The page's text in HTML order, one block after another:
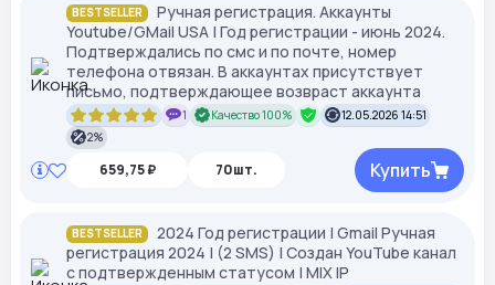
BESTSELLER
Ручная регистрация. Аккаунты
Youtube/GMail USA | Год регистрации - июнь 2024.
Подтверждались по смс и по почте, номер
телефона отвязан. В аккаунтах присутствует
письмо, подтверждающее возвраст аккаунта
1 Качество 100%
12.05.2026 14:51
2%
659,75 ₽ 70шт. Купить
BESTSELLER
2024 Год регистрации | Gmail Ручная
регистрация 2024 | (2 SMS) | Создан YouTube канал
с подтвержденным статусом | MIX IP